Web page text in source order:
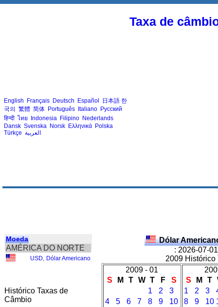
Taxa de
English Français Deutsch Español 日本語 한
국의 繁體 简体 Português Italiano Русский
हिन्दी ไทย Indonesia Filipino Nederlands
Dansk Svenska Norsk Ελληνικά Polska
Türkçe العربية
Moeda
AMÉRICA DO NORTE
USD Dólar Americano
Histórico Taxas de
Câmbio
Dólar
: 2026-07-
2009 Histórico
2009 - 01
S
M T W T F
S
1
2
3
4
5 6 7 8 9
10
S
M T
1
2 3
8
9 10